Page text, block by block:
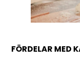
FÖRDELAR MED